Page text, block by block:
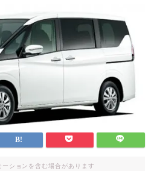
ションを含む場合があります